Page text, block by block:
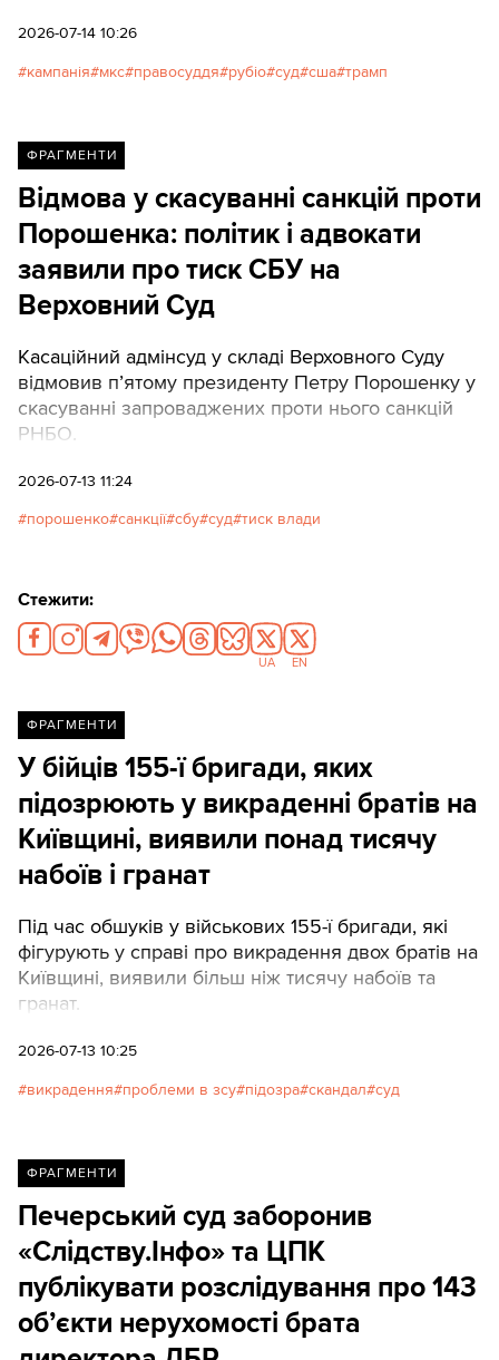
2026-07-14 10:26
кампанія мкс правосуддя рубіо суд сша трамп
ФРАГМЕНТИ
Відмова у скасуванні санкцій проти
Порошенка: політик і адвокати
заявили про тиск СБУ на
Верховний Суд
Касаційний адмінсуд у складі Верховного Суду
відмовив п’ятому президенту Петру Порошенку у
скасуванні запроваджених проти нього санкцій
РНБО.
2026-07-13 11:24
порошенко санкції сбу суд тиск влади
Стежити:
UA EN
ФРАГМЕНТИ
У бійців 155-ї бригади, яких
підозрюють у викраденні братів на
Київщині, виявили понад тисячу
набоїв і гранат
Під час обшуків у військових 155-ї бригади, які
фігурують у справі про викрадення двох братів на
Київщині, виявили більш ніж тисячу набоїв та
гранат.
2026-07-13 10:25
викрадення проблеми в зсу підозра скандал суд
ФРАГМЕНТИ
Печерський суд заборонив
«Слідству.Інфо» та ЦПК
публікувати розслідування про 143
обʼєкти нерухомості брата